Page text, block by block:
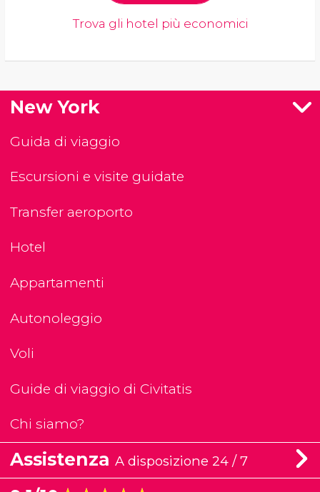
Trova gli hotel più economici
New York
Guida di viaggio
Escursioni e visite guidate
Transfer aeroporto
Hotel
Appartamenti
Autonoleggio
Voli
Guide di viaggio di Civitatis
Chi siamo?
Assistenza A disposizione 24 / 7